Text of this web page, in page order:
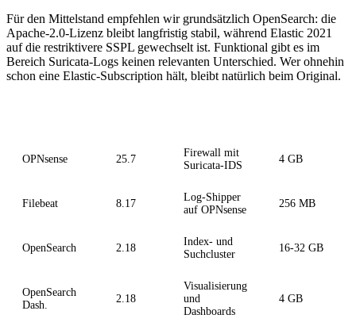
Für den Mittelstand empfehlen wir grundsätzlich OpenSearch: die
Apache-2.0-Lizenz bleibt langfristig stabil, während Elastic 2021
auf die restriktivere SSPL gewechselt ist. Funktional gibt es im
Bereich Suricata-Logs keinen relevanten Unterschied. Wer ohnehin
schon eine Elastic-Subscription hält, bleibt natürlich beim Original.
OPNsense 25.7
Firewall mit
Suricata-IDS
4 GB
Filebeat 8.17
Log-Shipper
auf OPNsense
256 MB
OpenSearch 2.18
Index- und
Suchcluster
16-32 GB
OpenSearch
Dash.
2.18
Visualisierung
und
Dashboards
4 GB